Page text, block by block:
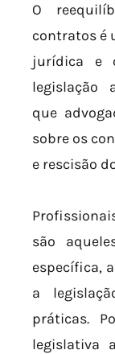
O
contratos é
jurídica e
legislação
que
sobre os
e rescisão
são
específica,
a
práticas.
legislativa